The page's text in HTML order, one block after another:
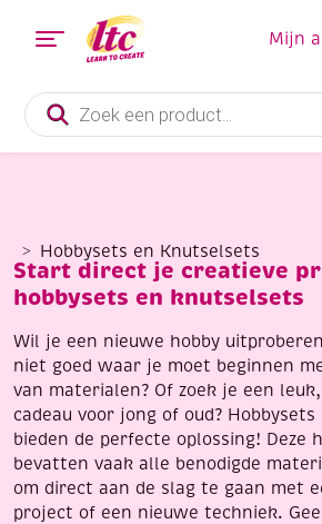
Producten
zoeken
Mijn
Hobbysets en Knutselsets
Start direct je creatieve
hobbysets en knutselsets
Wil je een nieuwe hobby
niet goed waar je moet beginnen
van materialen? Of zoek je een
cadeau voor jong of oud?
bieden de perfecte oplossing! Deze
bevatten vaak alle benodigde
om direct aan de slag te gaan met
project of een nieuwe techniek.